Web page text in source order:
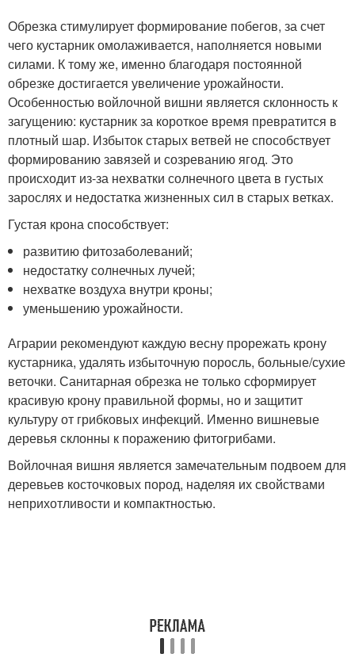
Обрезка стимулирует формирование побегов, за счет
чего кустарник омолаживается, наполняется новыми
силами. К тому же, именно благодаря постоянной
обрезке достигается увеличение урожайности.
Особенностью войлочной вишни является склонность к
загущению: кустарник за короткое время превратится в
плотный шар. Избыток старых ветвей не способствует
формированию завязей и созреванию ягод. Это
происходит из-за нехватки солнечного цвета в густых
зарослях и недостатка жизненных сил в старых ветках.
Густая крона способствует:
развитию фитозаболеваний;
недостатку солнечных лучей;
нехватке воздуха внутри кроны;
уменьшению урожайности.
Аграрии рекомендуют каждую весну прорежать крону
кустарника, удалять избыточную поросль, больные/сухие
веточки. Санитарная обрезка не только сформирует
красивую крону правильной формы, но и защитит
культуру от грибковых инфекций. Именно вишневые
деревья склонны к поражению фитогрибами.
Войлочная вишня является замечательным подвоем для
деревьев косточковых пород, наделяя их свойствами
неприхотливости и компактностью.